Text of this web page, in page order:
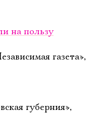
на пользу
газета»,
губерния»,